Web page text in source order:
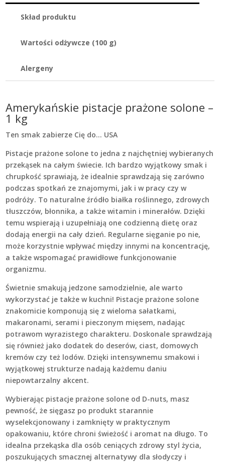
Skład produktu
Wartości odżywcze (100 g)
Alergeny
Amerykańskie pistacje prażone solone –
1 kg
Ten smak zabierze Cię do… USA
Pistacje prażone solone to jedna z najchętniej wybieranych
przekąsek na całym świecie. Ich bardzo wyjątkowy smak i
chrupkość sprawiają, że idealnie sprawdzają się zarówno
podczas spotkań ze znajomymi, jak i w pracy czy w
podróży. To naturalne źródło białka roślinnego, zdrowych
tłuszczów, błonnika, a także witamin i minerałów. Dzięki
temu wspierają i uzupełniają one codzienną dietę oraz
dodają energii na cały dzień. Regularne sięganie po nie,
może korzystnie wpływać między innymi na koncentrację,
a także wspomagać prawidłowe funkcjonowanie
organizmu.
Świetnie smakują jedzone samodzielnie, ale warto
wykorzystać je także w kuchni! Pistacje prażone solone
znakomicie komponują się z wieloma sałatkami,
makaronami, serami i pieczonym mięsem, nadając
potrawom wyrazistego charakteru. Doskonale sprawdzają
się również jako dodatek do deserów, ciast, domowych
kremów czy też lodów. Dzięki intensywnemu smakowi i
wyjątkowej strukturze nadają każdemu daniu
niepowtarzalny akcent.
Wybierając pistacje prażone solone od D-nuts, masz
pewność, że sięgasz po produkt starannie
wyselekcjonowany i zamknięty w praktycznym
opakowaniu, które chroni świeżość i aromat na długo. To
idealna przekąska dla osób ceniących zdrowy styl życia,
poszukujących smacznej alternatywy dla słodyczy i